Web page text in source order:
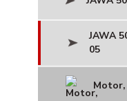
JAWA
05